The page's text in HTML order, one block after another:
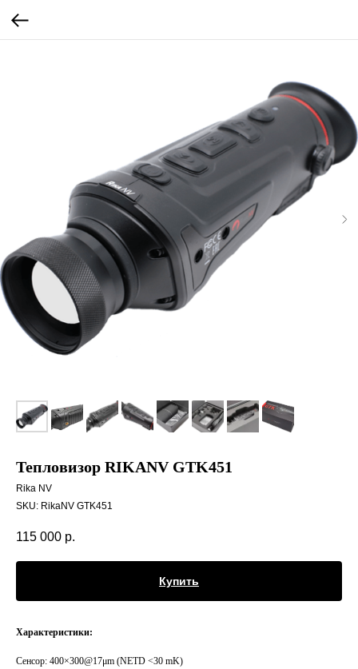
Тепловизор RIKANV GTK451
Rika NV
SKU: RikaNV GTK451
115 000 р.
Купить
Характеристики:
Сенсор: 400×300@17μm (NETD <30 mK)